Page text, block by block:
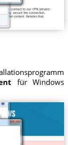
für Windows